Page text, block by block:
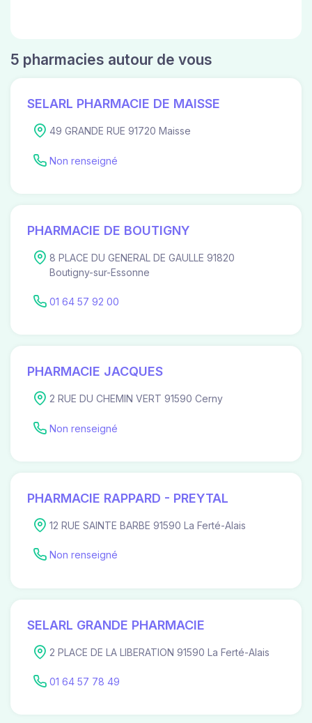
5 pharmacies autour de vous
SELARL PHARMACIE DE MAISSE
49 GRANDE RUE 91720 Maisse
Non renseigné
PHARMACIE DE BOUTIGNY
8 PLACE DU GENERAL DE GAULLE 91820
Boutigny-sur-Essonne
01 64 57 92 00
PHARMACIE JACQUES
2 RUE DU CHEMIN VERT 91590 Cerny
Non renseigné
PHARMACIE RAPPARD - PREYTAL
12 RUE SAINTE BARBE 91590 La Ferté-Alais
Non renseigné
SELARL GRANDE PHARMACIE
2 PLACE DE LA LIBERATION 91590 La Ferté-Alais
01 64 57 78 49